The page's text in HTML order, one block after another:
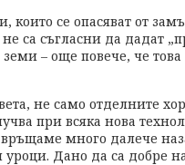
които се опасяват от
са съгласни да дадат
земи – още повече, че
не само отделните
при всяка нова
много далече
Дано да са добре